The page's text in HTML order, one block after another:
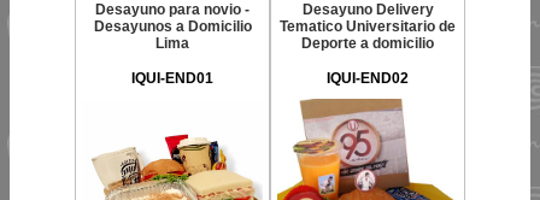
Desayuno para novio -
Desayunos a Domicilio
Lima
IQUI-END01
Desayuno Delivery
Tematico Universitario de
Deporte a domicilio
IQUI-END02